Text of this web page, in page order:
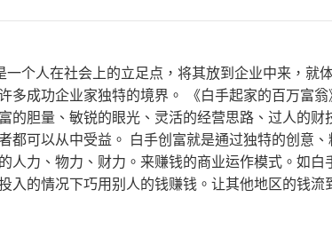
一个人在社会上的立足点，将其放到企业中来，就
多成功企业家独特的境界。 《白手起家的百万富
的胆量、敏锐的眼光、灵活的经营思路、过人的
都可以从中受益。 白手创富就是通过独特的创意
人力、物力、财力。来赚钱的商业运作模式。如
入的情况下巧用别人的钱赚钱。让其他地区的钱